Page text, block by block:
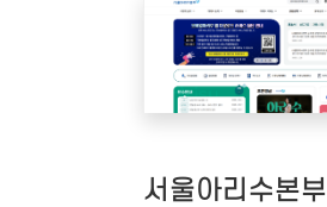
서울아리수본부